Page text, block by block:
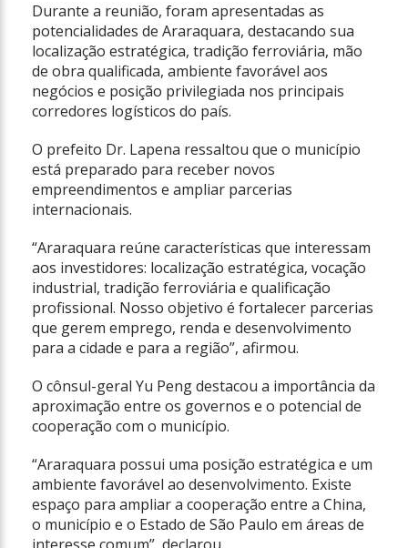
Durante a reunião, foram apresentadas as
potencialidades de Araraquara, destacando sua
localização estratégica, tradição ferroviária, mão
de obra qualificada, ambiente favorável aos
negócios e posição privilegiada nos principais
corredores logísticos do país.
O prefeito Dr. Lapena ressaltou que o município
está preparado para receber novos
empreendimentos e ampliar parcerias
internacionais.
“Araraquara reúne características que interessam
aos investidores: localização estratégica, vocação
industrial, tradição ferroviária e qualificação
profissional. Nosso objetivo é fortalecer parcerias
que gerem emprego, renda e desenvolvimento
para a cidade e para a região”, afirmou.
O cônsul-geral Yu Peng destacou a importância da
aproximação entre os governos e o potencial de
cooperação com o município.
“Araraquara possui uma posição estratégica e um
ambiente favorável ao desenvolvimento. Existe
espaço para ampliar a cooperação entre a China,
o município e o Estado de São Paulo em áreas de